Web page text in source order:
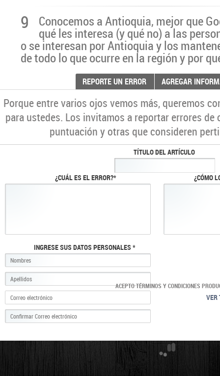
9 Conocemos a Antioquia, mejor que
qué les interesa (y qué no) a las
o se interesan por Antioquia y los
de todo lo que ocurre en la región y por
REPORTE UN ERROR AGREGAR
Porque entre varios ojos vemos más, queremos
para ustedes. Los invitamos a reportar errores
puntuación y otras que consideren
TÍTULO DEL ARTÍCULO
¿CUÁL ES EL ERROR?* ¿CÓMO
INGRESE SUS DATOS PERSONALES *
ACEPTO TÉRMINOS Y CONDICIONES
VER